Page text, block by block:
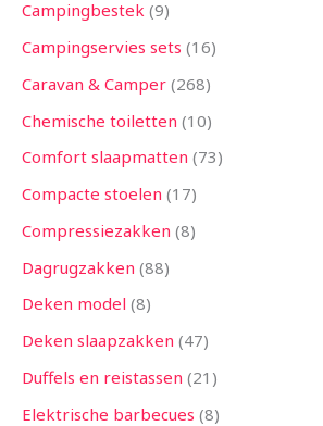
Campingbestek 9
Campingservies sets 16
Caravan & Camper 268
Chemische toiletten 10
Comfort slaapmatten 73
Compacte stoelen 17
Compressiezakken 8
Dagrugzakken 88
Deken model 8
Deken slaapzakken 47
Duffels en reistassen 21
Elektrische barbecues 8